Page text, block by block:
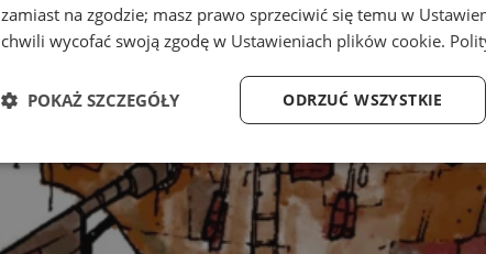
zamiast na zgodzie; masz prawo sprzeciwić się temu w
chwili wycofać swoją zgodę w Ustawieniach plików cookie.
ODRZUĆ WSZYSTKIE
POKAŻ SZCZEGÓŁY
Niezbędne Wydajność Targetowanie